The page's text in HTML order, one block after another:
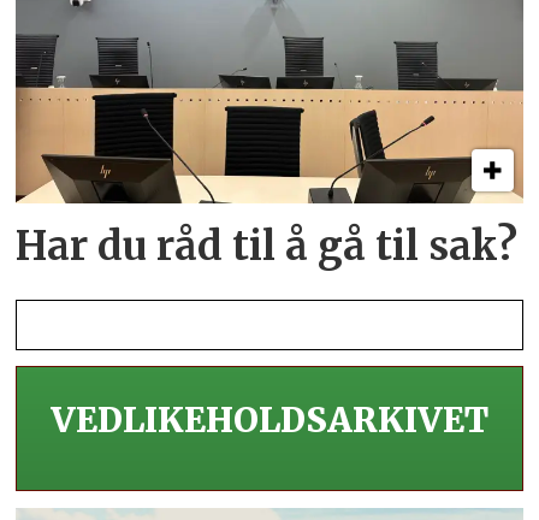
Har du råd til å gå til sak?
VEDLIKEHOLDS­ARKIVET